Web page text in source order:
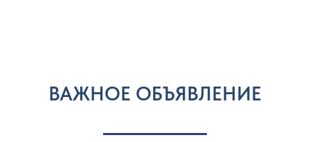
ВАЖНОЕ ОБЪЯВЛЕНИЕ